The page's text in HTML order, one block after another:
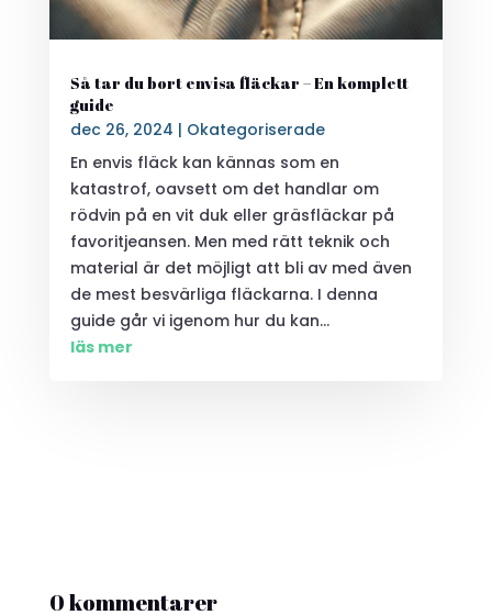
Så tar du bort envisa fläckar – En komplett
guide
dec 26, 2024 | Okategoriserade
En envis fläck kan kännas som en
katastrof, oavsett om det handlar om
rödvin på en vit duk eller gräsfläckar på
favoritjeansen. Men med rätt teknik och
material är det möjligt att bli av med även
de mest besvärliga fläckarna. I denna
guide går vi igenom hur du kan...
läs mer
0 kommentarer